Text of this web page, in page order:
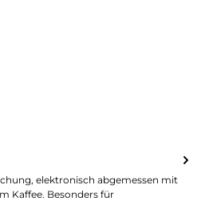
elektronisch abgemessen mit
Kaffee. Besonders für